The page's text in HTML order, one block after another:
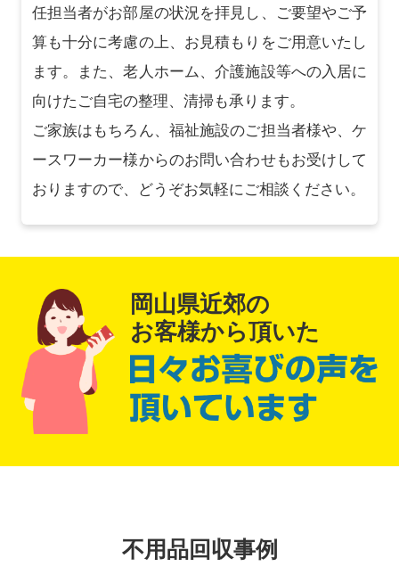
任担当者がお部屋の状況を拝見し、ご要望やご予
算も十分に考慮の上、お見積もりをご用意いたし
ます。また、老人ホーム、介護施設等への入居に
向けたご自宅の整理、清掃も承ります。
ご家族はもちろん、福祉施設のご担当者様や、ケ
ースワーカー様からのお問い合わせもお受けして
おりますので、どうぞお気軽にご相談ください。
岡山県近郊の
お客様から頂いた
不用品回収事例